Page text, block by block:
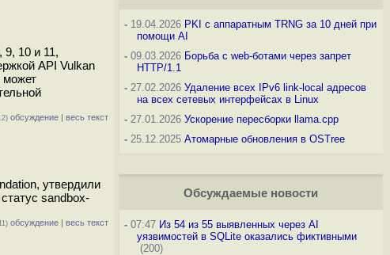
10 и 11,
API Vulkan
может
обсуждение | весь текст
утвердили
sandbox-
обсуждение | весь текст
-19.04.2026 PKI с аппаратным TRNG за 10 дней при
помощи AI
-09.03.2026 Борьба с web-ботами через запрет
HTTP/1.1
-27.02.2026 Удаление всех IPv6 link-local адресов
на всех сетевых интерфейсах в Linux
-27.01.2026 Ускорение пересборки llama.cpp
-25.12.2025 Атомарные обновления в OSTree
Обсуждаемые новости
-07:47 Из 54 из 55 выявленных через AI
уязвимостей в SQLite оказались фиктивными
(200)